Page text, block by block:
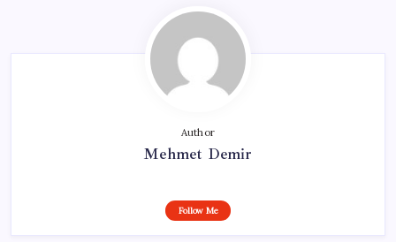
Author
Mehmet Demir
Follow Me